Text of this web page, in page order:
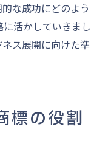
な成功にどのよう
活かしていきまし
ス展開に向けた準
標の役割